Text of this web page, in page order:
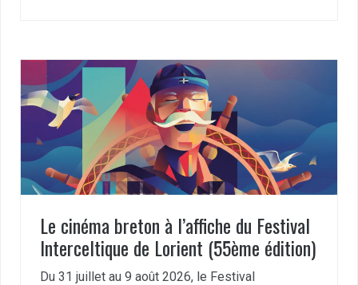
Le cinéma breton à l’affiche du Festival
Interceltique de Lorient (55ème édition)
Du 31 juillet au 9 août 2026, le Festival